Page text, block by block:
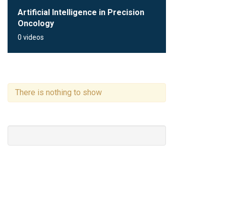
Artificial Intelligence in Precision
Oncology
0 videos
There is nothing to show